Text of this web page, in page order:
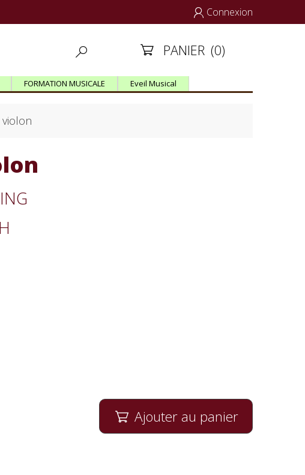
 Connexion
  PANIER (0)
FORMATION MUSICALE Eveil Musical
violon
 Ajouter au panier